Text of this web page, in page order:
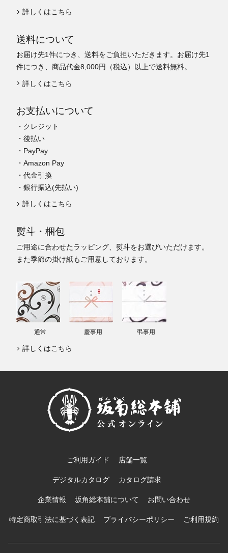
詳しくはこちら
送料について
お届け先1件につき、送料をご負担いただきます。お届け先1
件につき、商品代金8,000円（税込）以上で送料無料。
詳しくはこちら
お支払いについて
・クレジット
・後払い
・PayPay
・Amazon Pay
・代金引換
・銀行振込(先払い)
詳しくはこちら
熨斗・梱包
ご用途に合わせたラッピング、熨斗をお選びいただけます。
また季節の掛け紙もご用意しております。
通常 慶事用 弔事用
詳しくはこちら
ご利用ガイド 店舗一覧
デジタルカタログ カタログ請求
企業情報 坂角総本舖について お問い合わせ
特定商取引法に基づく表記 プライバシーポリシー ご利用規約